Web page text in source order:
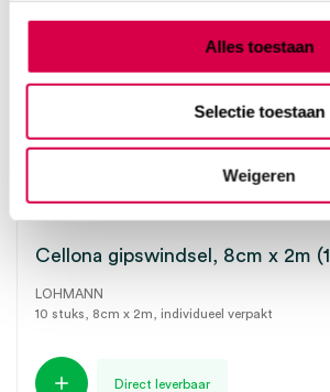
Alles toestaan
Selectie toestaan
Weigeren
Cellona gipswindsel, 8cm x 2m
LOHMANN
10 stuks, 8cm x 2m, individueel verpakt
Direct leverbaar